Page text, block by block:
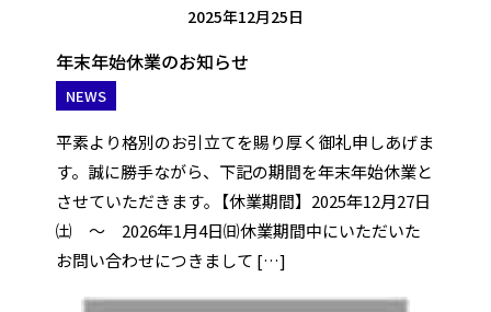
2025年12月25日
年末年始休業のお知らせ
NEWS
平素より格別のお引立てを賜り厚く御礼申しあげま
す。誠に勝手ながら、下記の期間を年末年始休業と
させていただきます｡【休業期間】2025年12月27日
㈯ ～ 2026年1月4日㈰休業期間中にいただいた
お問い合わせにつきまして […]